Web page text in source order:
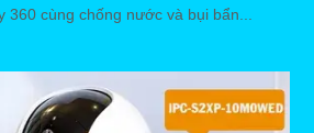
360 cùng chống nước và bụi bẩn...